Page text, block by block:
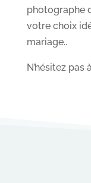
photographe
votre choix
mariage..
N’hésitez